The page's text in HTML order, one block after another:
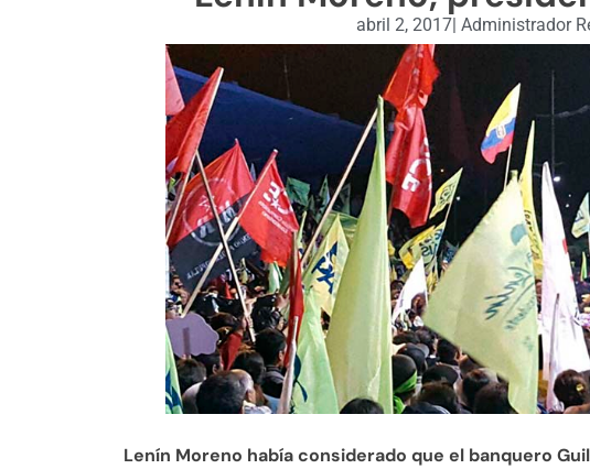
abril 2, 2017| Administrador
Lenín Moreno había considerado que el banquero